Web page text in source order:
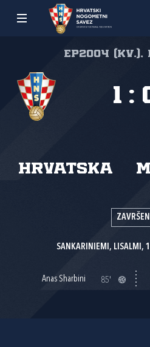
EP2004 (kv.),
Hrvatska
1 :
SANKARINIEMI,
Anas Sharbini 85'